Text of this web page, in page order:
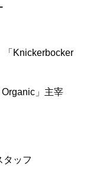
Knickerbocker
」主宰
ッフ